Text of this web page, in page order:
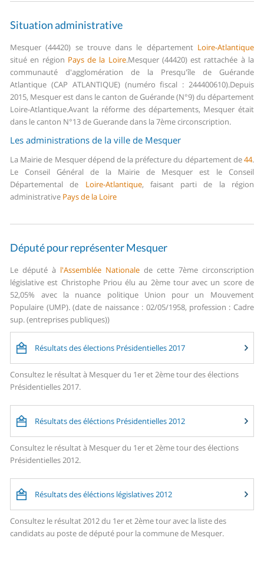
Situation administrative
Mesquer (44420) se trouve dans le département Loire-Atlantique
situé en région Pays de la Loire.Mesquer (44420) est rattachée à la
communauté d'agglomération de la Presqu'île de Guérande
Atlantique (CAP ATLANTIQUE) (numéro fiscal : 244400610).Depuis
2015, Mesquer est dans le canton de Guérande (N°9) du département
Loire-Atlantique.Avant la réforme des départements, Mesquer était
dans le canton N°13 de Guerande dans la 7ème circonscription.
Les administrations de la ville de Mesquer
La Mairie de Mesquer dépend de la préfecture du département de44.
Le Conseil Général de la Mairie de Mesquer est le Conseil
Départemental de Loire-Atlantique, faisant parti de la région
administrative Pays de la Loire
Député pour représenter Mesquer
Le député à l'Assemblée Nationale de cette 7ème circonscription
législative est Christophe Priou élu au 2ème tour avec un score de
52,05% avec la nuance politique Union pour un Mouvement
Populaire (UMP). (date de naissance : 02/05/1958, profession : Cadre
sup. (entreprises publiques))
Résultats des élections Présidentielles 2017
Consultez le résultat à Mesquer du 1er et 2ème tour des élections
Présidentielles 2017.
Résultats des éléctions Présidentielles 2012
Consultez le résultat à Mesquer du 1er et 2ème tour des élections
Présidentielles 2012.
Résultats des éléctions législatives 2012
Consultez le résultat 2012 du 1er et 2ème tour avec la liste des
candidats au poste de député pour la commune de Mesquer.